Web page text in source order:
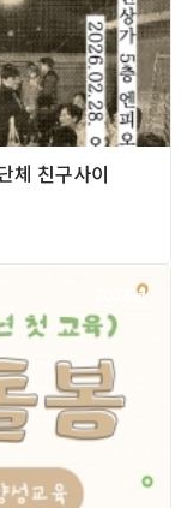
체 친구사이
2026년